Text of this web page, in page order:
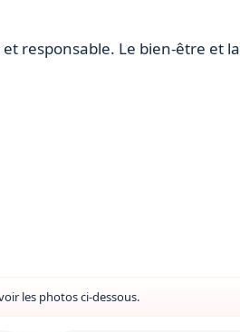
responsable. Le bien-être et la
les photos ci-dessous.